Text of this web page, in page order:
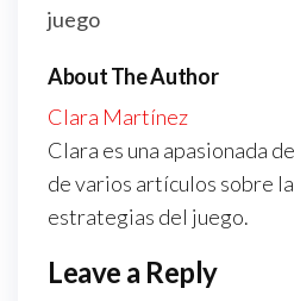
juego
About The Author
Clara Martínez
Clara es una apasionada
de varios artículos sobre
estrategias del juego.
Leave a Reply